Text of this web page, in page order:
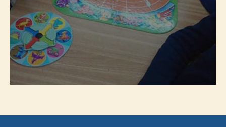
לסדנאות